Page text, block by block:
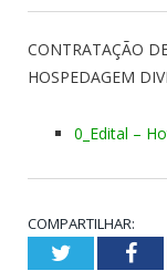
CONTRATAÇÃO
HOSPEDAGEM
0_Edital –
COMPARTILHAR:
Twitter